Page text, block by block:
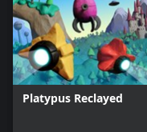
Platypus Reclayed